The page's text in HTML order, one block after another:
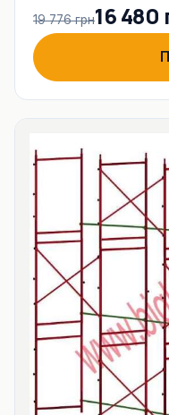
19 776 грн16 480